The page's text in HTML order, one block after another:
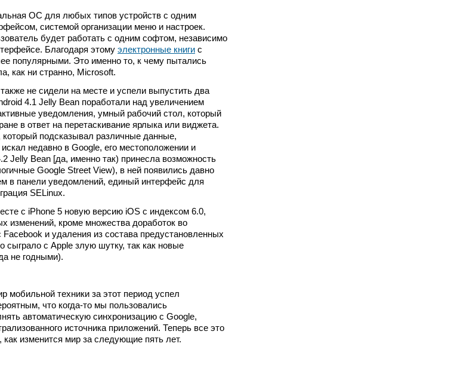
ОС для любых типов устройств с одним
системой организации меню и настроек.
будет работать с одним софтом, независимо
Благодаря этому электронные книги с
популярными. Это именно то, к чему пытались
как ни странно, Microsoft.
не сидели на месте и успели выпустить два
4.1 Jelly Bean поработали над увеличением
уведомления, умный рабочий стол, который
в ответ на перетаскивание ярлыка или виджета.
подсказывал различные данные,
недавно в Google, его местоположении и
Jelly Bean [да, именно так) принесла возможность
Google Street View), в ней появились давно
в панели уведомлений, единый интерфейс для
SELinux.
с iPhone 5 новую версию iOS с индексом 6.0,
изменений, кроме множества доработок во
и удаления из состава предустановленных
сыграло с Apple злую шутку, так как новые
не годными).
техники за этот период успел
что когда-то мы пользовались
автоматическую синхронизацию с Google,
источника приложений. Теперь все это
изменится мир за следующие пять лет.